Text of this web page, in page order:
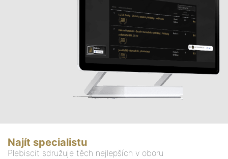
Najít specialistu
Plebiscit sdružuje těch nejlepších v oboru